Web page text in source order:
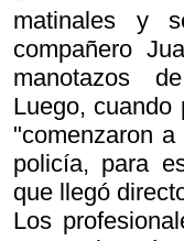
matinales y
compañero
manotazos
Luego, cuando
"comenzaron
policía, para
que llegó
Los